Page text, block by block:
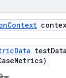
Context
Data testData
Metrics)